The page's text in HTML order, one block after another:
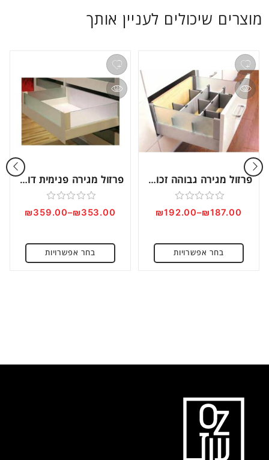
מוצרים שיכולים לעניין אותך
פרזול מגירה גבוהה זכוכית דגם 908SH
דורג
5
₪187.00
–
₪192.00
בחר אפשרויות
פרזול מגירה פנימית דופן זכוכית דגם 908SH
דורג
5
₪353.00
–
₪359.00
בחר אפשרויות